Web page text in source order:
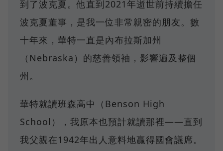
到了波克夏。他直到2021年逝世前持續擔任
波克夏董事，是我一位非常親密的朋友。數
十年來，華特一直是內布拉斯加州
（Nebraska）的慈善領袖，影響遍及整個
州。
華特就讀班森高中（Benson High
School），我原本也預計就讀那裡——直到
我父親在1942年出人意料地贏得國會議席。